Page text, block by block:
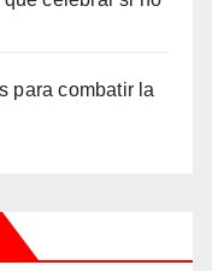
para combatir la